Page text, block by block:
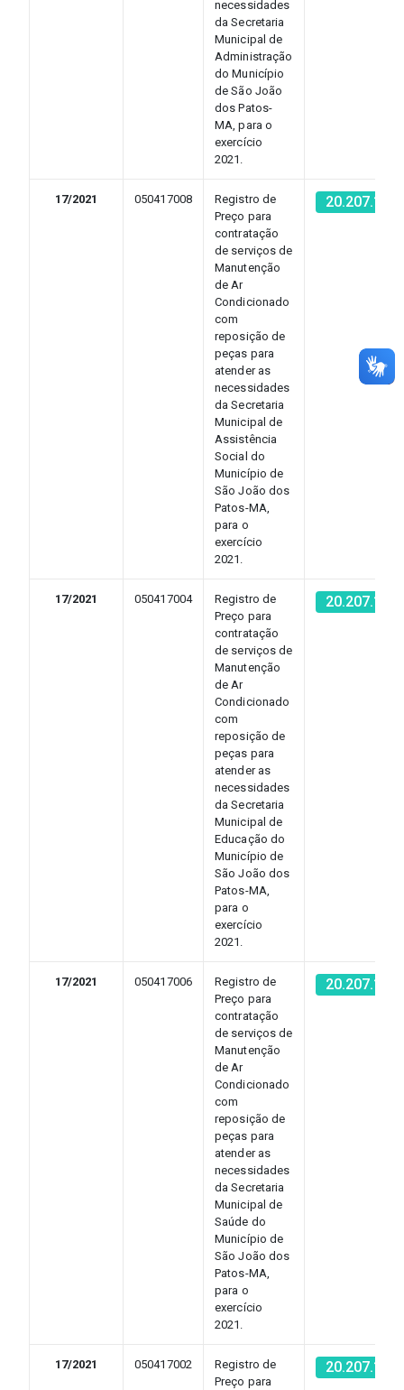
necessidades
da Secretaria
Municipal de
Administração
do Município
de São João
dos Patos-
MA, para o
exercício
2021.
17/2021 050417008
Registro de
Preço para
contratação
de serviços de
Manutenção
de Ar
Condicionado
com
reposição de
peças para
atender as
necessidades
da Secretaria
Municipal de
Assistência
Social do
Município de
São João dos
Patos-MA,
para o
exercício
2021.
17/2021 050417004
Registro de
Preço para
contratação
de serviços de
Manutenção
de Ar
Condicionado
com
reposição de
peças para
atender as
necessidades
da Secretaria
Municipal de
Educação do
Município de
São João dos
Patos-MA,
para o
exercício
2021.
17/2021 050417006
Registro de
Preço para
contratação
de serviços de
Manutenção
de Ar
Condicionado
com
reposição de
peças para
atender as
necessidades
da Secretaria
Municipal de
Saúde do
Município de
São João dos
Patos-MA,
para o
exercício
2021.
17/2021 050417002
Registro de
Preço para